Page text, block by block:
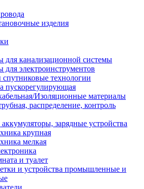
изделия
для канализационной системы
для электроинструментов
технологии
пускорегулирующая
Изоляционные материалы
распределение, контроль
зарядные устройства
крупная
мелкая
и туалет
и устройства промышленные и